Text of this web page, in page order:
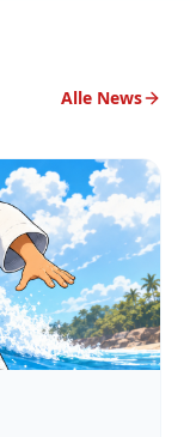
Alle News